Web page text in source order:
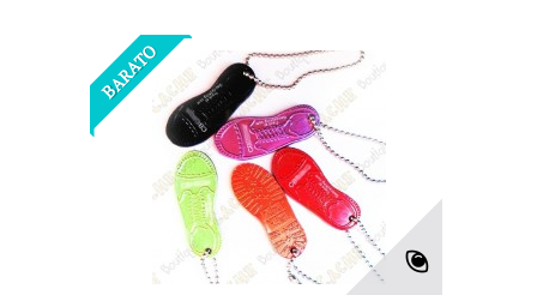
BARATO